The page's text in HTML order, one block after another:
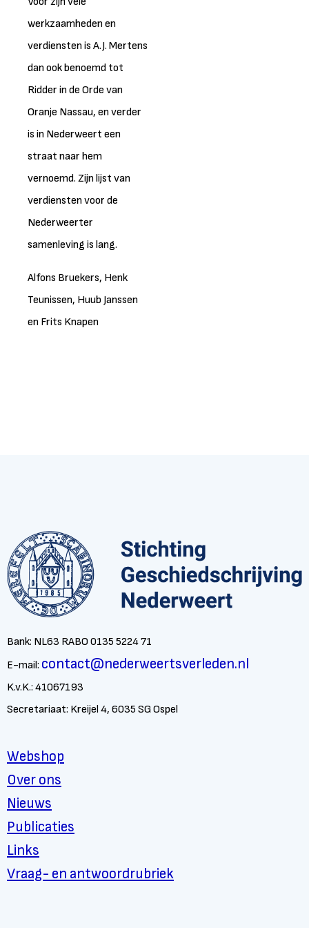
werkzaamheden en
verdiensten is A.J. Mertens
dan ook benoemd tot
Ridder in de Orde van
Oranje Nassau, en verder
is in Nederweert een
straat naar hem
vernoemd. Zijn lijst van
verdiensten voor de
Nederweerter
samenleving is lang.
Alfons Bruekers, Henk
Teunissen, Huub Janssen
en Frits Knapen
Bank: NL63 RABO 0135 5224 71
E-mail: contact@nederweertsverleden.nl
K.v.K.: 41067193
Secretariaat: Kreijel 4, 6035 SG Ospel
Webshop
Over ons
Nieuws
Publicaties
Links
Vraag- en antwoordrubriek